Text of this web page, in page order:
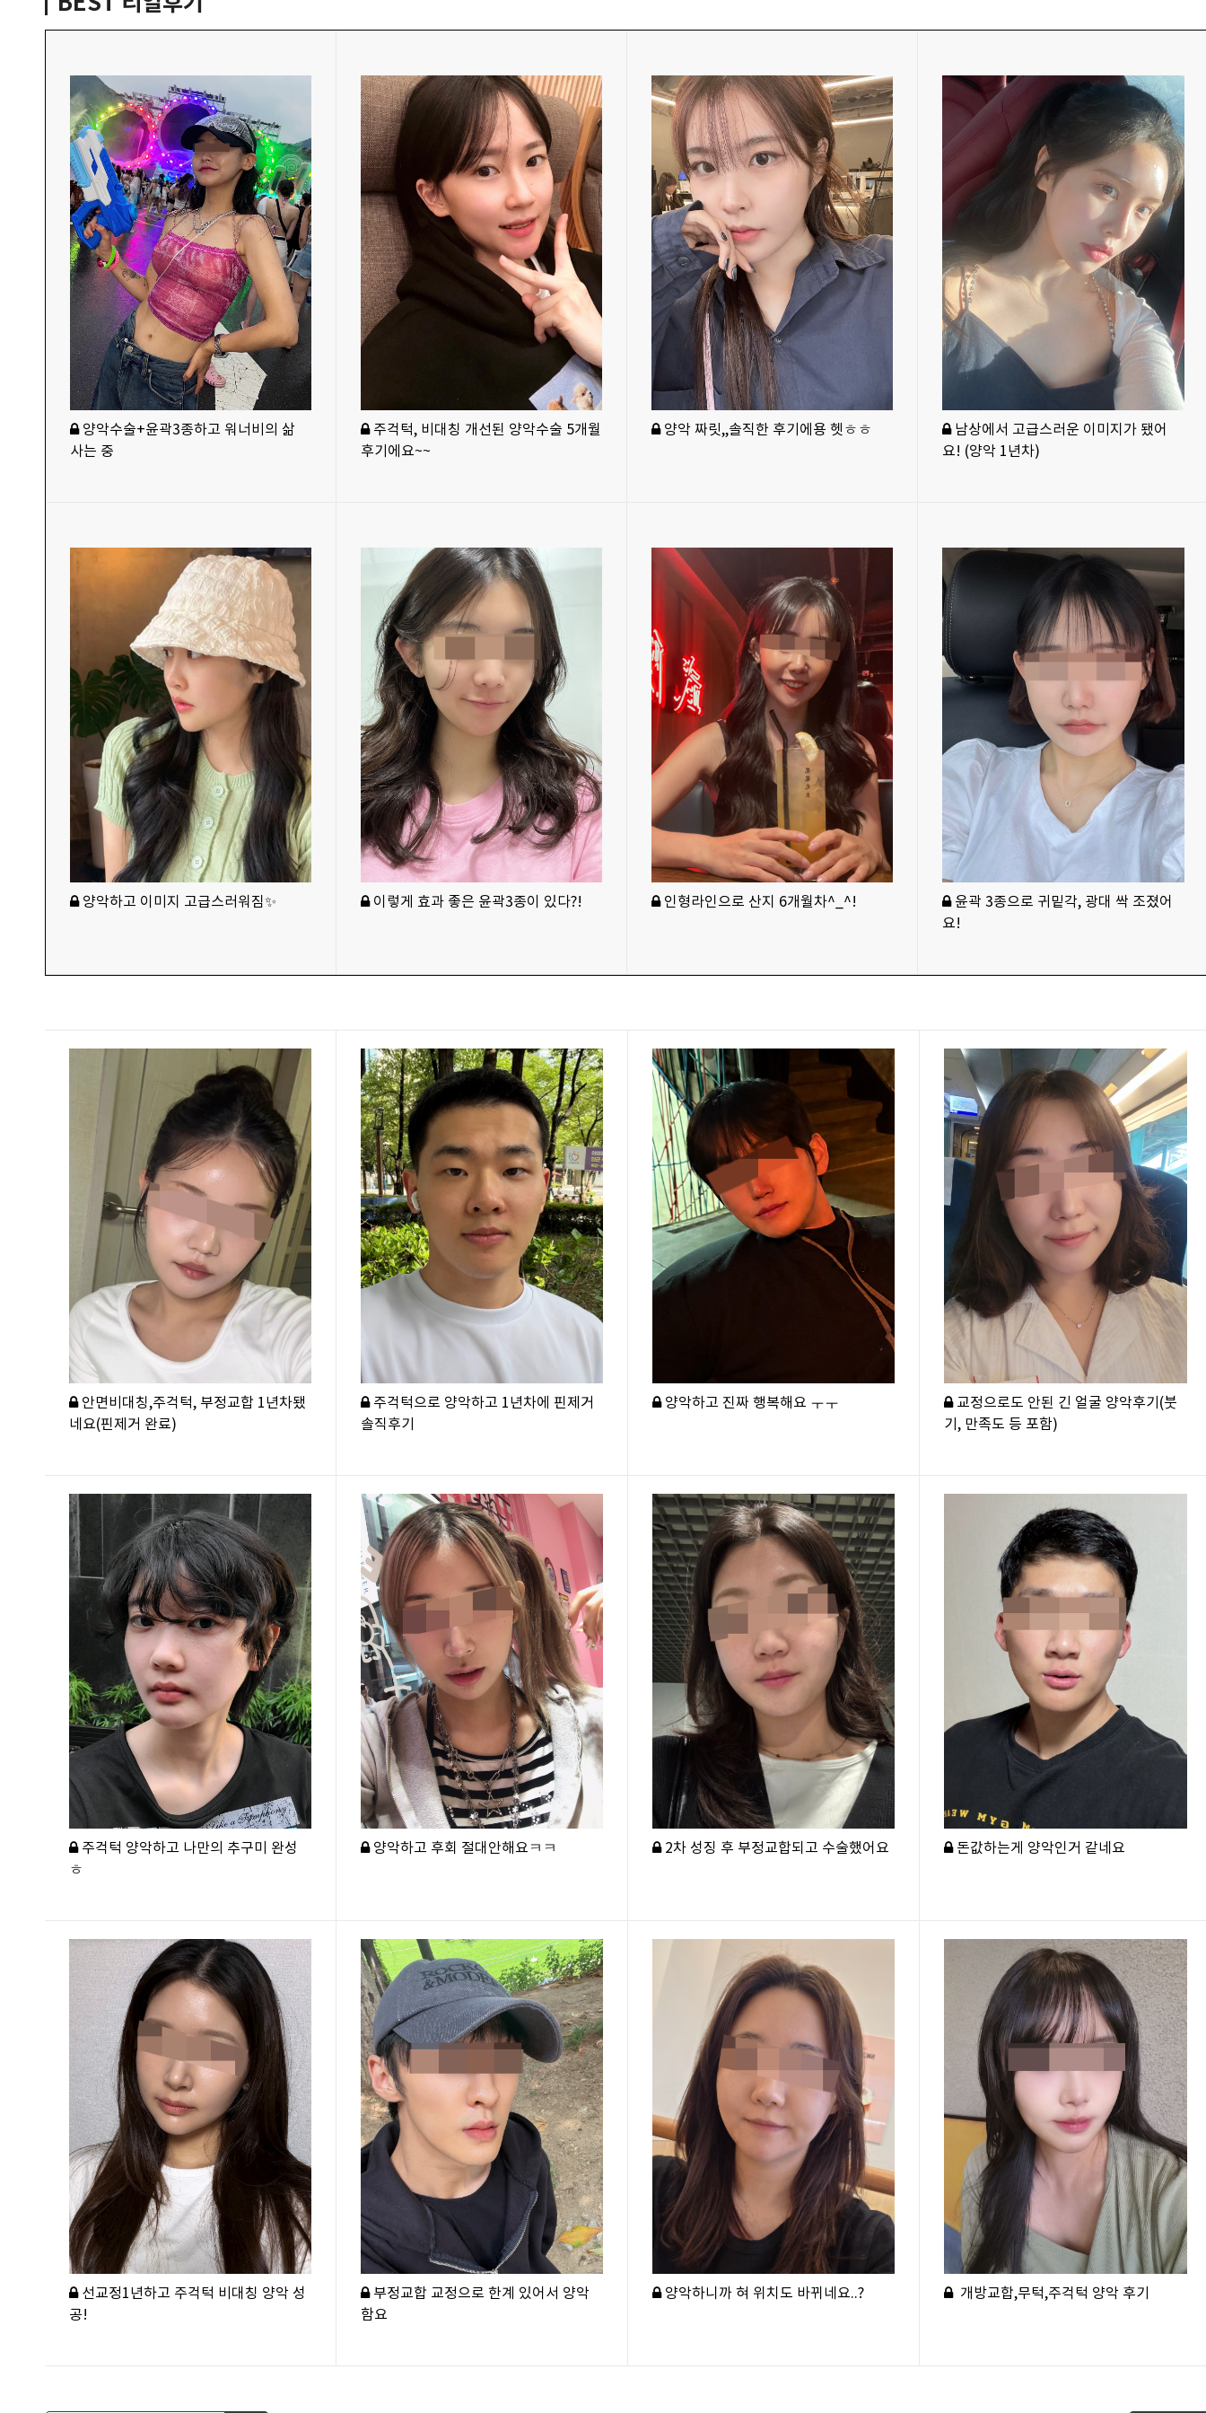
내 얼굴에 대한
물음표 [?]
와이에서마침표 를 찍다. [.]
양악수술+윤곽3종하고 워너비의 삶
사는 중
주걱턱, 비대칭 개선된 양악수술 5개월
후기에요~~
양악 짜릿,,솔직한 후기에용 헷ㅎㅎ
남상에서 고급스러운 이미지가 됐어
요! (양악 1년차)
양악하고 이미지 고급스러워짐✨ 이렇게 효과 좋은 윤곽3종이 있다?! 인형라인으로 산지 6개월차^_^!
윤곽 3종으로 귀밑각, 광대 싹 조졌어
요!
안면비대칭,주걱턱, 부정교합 1년차됐
네요(핀제거 완료)
주걱턱으로 양악하고 1년차에 핀제거
솔직후기
양악하고 진짜 행복해요 ㅜㅜ
교정으로도 안된 긴 얼굴 양악후기(붓
기, 만족도 등 포함)
주걱턱 양악하고 나만의 추구미 완성
ㅎ
양악하고 후회 절대안해요ㅋㅋ 2차 성징 후 부정교합되고 수술했어요 돈값하는게 양악인거 같네요
선교정1년하고 주걱턱 비대칭 양악 성
공!
부정교합 교정으로 한계 있어서 양악
함요
양악하니까 혀 위치도 바뀌네요..? 개방교합,무턱,주걱턱 양악 후기